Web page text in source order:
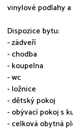
vinylové podlahy
Dispozice bytu:
- zádveří
- chodba
- koupelna
- wc
- ložnice
- dětský pokoj
- obývací pokoj s
- celková obytná